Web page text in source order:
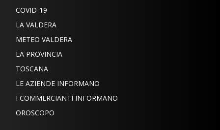
COVID-19
LA VALDERA
METEO VALDERA
LA PROVINCIA
TOSCANA
LE AZIENDE INFORMANO
I COMMERCIANTI INFORMANO
OROSCOPO